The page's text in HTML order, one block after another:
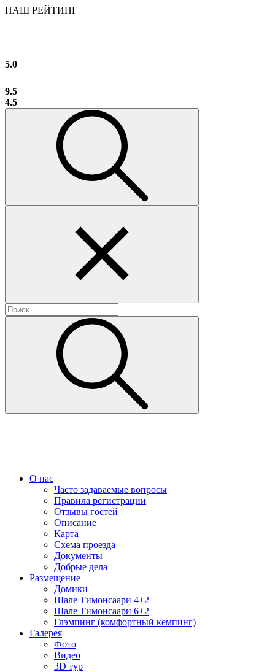
НАШ РЕЙТИНГ
5.0
9.5
4.5
О нас
Часто задаваемые вопросы
Правила регистрации
Отзывы гостей
Описание
Карта
Схема проезда
Документы
Добрые дела
Размещение
Домики
Шале Тимонсаари 4+2
Шале Тимонсаари 6+2
Глэмпинг (комфортный кемпинг)
Галерея
Фото
Видео
3D тур